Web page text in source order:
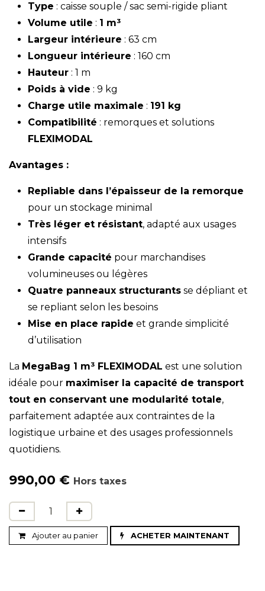
Type : caisse souple / sac semi-rigide pliant
Volume utile : 1 m³
Largeur intérieure : 63 cm
Longueur intérieure : 160 cm
Hauteur : 1 m
Poids à vide : 9 kg
Charge utile maximale : 191 kg
Compatibilité : remorques et solutions
FLEXIMODAL
Avantages :
Repliable dans l’épaisseur de la remorque
pour un stockage minimal
Très léger et résistant, adapté aux usages
intensifs
Grande capacité pour marchandises
volumineuses ou légères
Quatre panneaux structurants se dépliant et
se repliant selon les besoins
Mise en place rapide et grande simplicité
d’utilisation
La MegaBag 1 m³ FLEXIMODAL est une solution
idéale pour maximiser la capacité de transport
tout en conservant une modularité totale,
parfaitement adaptée aux contraintes de la
logistique urbaine et des usages professionnels
quotidiens.
990,00 € Hors taxes
Ajouter au panier ACHETER MAINTENANT